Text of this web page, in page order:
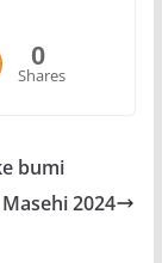
0
Shares
bumi
2024